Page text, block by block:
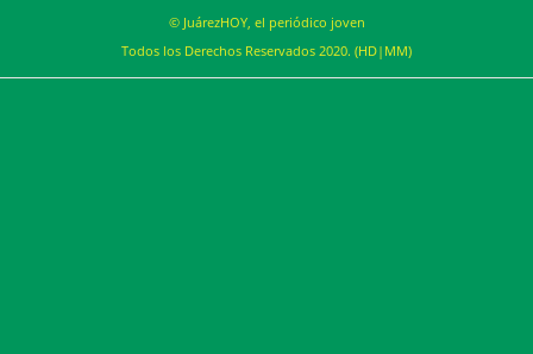
© JuárezHOY, el periódico joven
Todos los Derechos Reservados 2020. (HD|MM)